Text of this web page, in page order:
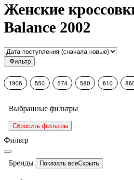
Женские
Balance 2002
Фильтр
1906 550 574 580 610
Выбранные фильтры
Сбросить фильтры
Фильтр
Бренды Показать всеСкрыть